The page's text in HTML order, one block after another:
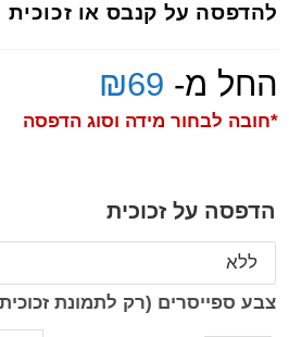
להדפסה על קנבס או זכוכית
החל מ- ₪69
*חובה לבחור מידה וסוג הדפסה
הדפסה על זכוכית
צבע ספייסרים (רק לתמונת